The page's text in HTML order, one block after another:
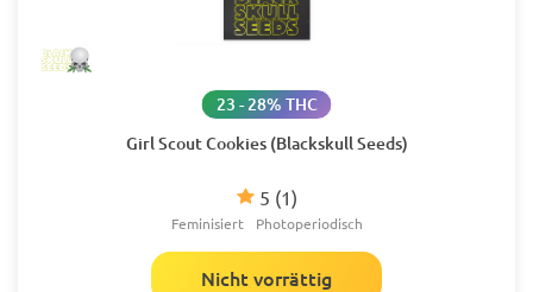
Girl Scout Cookies (Blackskull Seeds)
5 (1)
23 - 28% THC
Feminisiert Photoperiodisch
Nicht vorrättig